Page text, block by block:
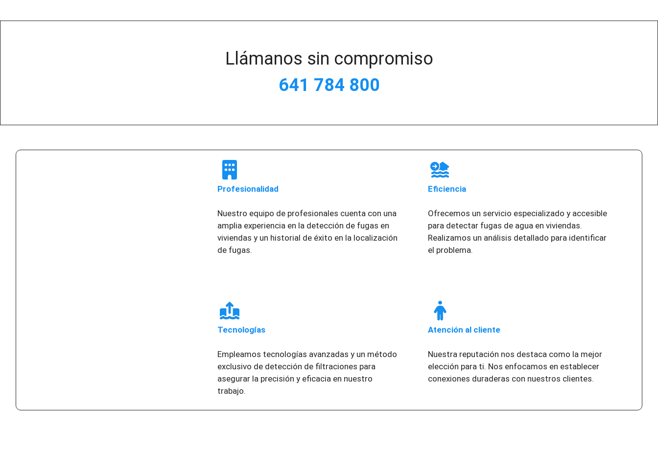
Llámanos sin compromiso
641 784 800
Profesionalidad
Nuestro equipo de profesionales cuenta con una
amplia experiencia en la detección de fugas en
viviendas y un historial de éxito en la localización
de fugas.
Eficiencia
Ofrecemos un servicio especializado y accesible
para detectar fugas de agua en viviendas.
Realizamos un análisis detallado para identificar
el problema.
Tecnologías
Empleamos tecnologías avanzadas y un método
exclusivo de detección de filtraciones para
asegurar la precisión y eficacia en nuestro
trabajo.
Atención al cliente
Nuestra reputación nos destaca como la mejor
elección para ti. Nos enfocamos en establecer
conexiones duraderas con nuestros clientes.